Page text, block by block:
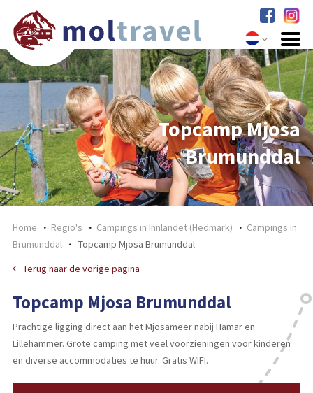
Topcamp Mjosa
Brumunddal
Home Regio's Campings in Innlandet (Hedmark)
Campings in
Brumunddal
Topcamp Mjosa Brumunddal
Terug naar de vorige pagina
Topcamp Mjosa Brumunddal
Prachtige ligging direct aan het Mjosameer nabij Hamar en
Lillehammer. Grote camping met veel voorzieningen voor kinderen
en diverse accommodaties te huur. Gratis WIFI.